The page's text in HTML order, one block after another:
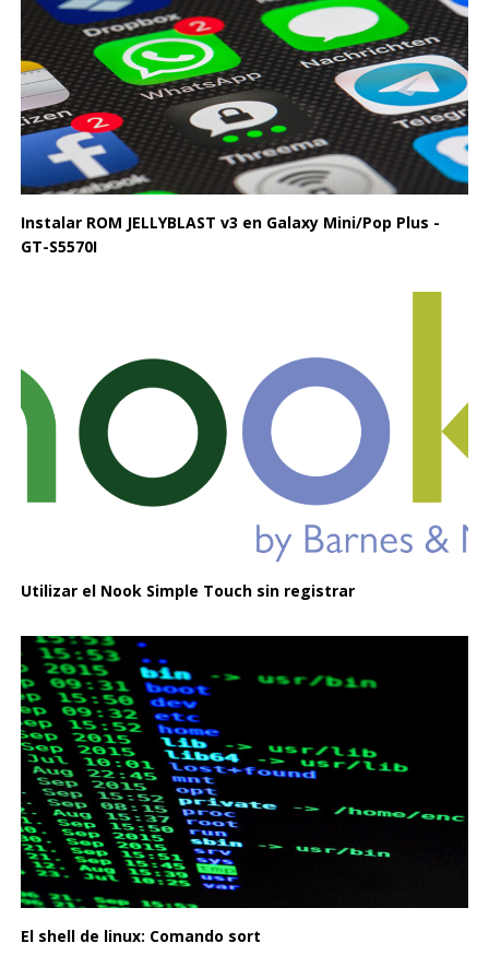
Instalar ROM JELLYBLAST v3 en Galaxy Mini/Pop Plus -
GT-S5570I
Utilizar el Nook Simple Touch sin registrar
El shell de linux: Comando sort